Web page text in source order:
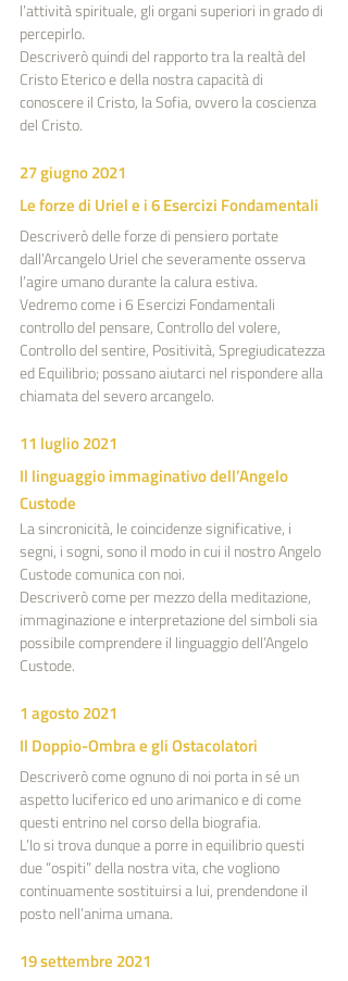
l’attività spirituale, gli organi superiori in grado di
percepirlo.
Descriverò quindi del rapporto tra la realtà del
Cristo Eterico e della nostra capacità di
conoscere il Cristo, la Sofia, ovvero la coscienza
del Cristo.
27 giugno 2021
Le forze di Uriel e i 6 Esercizi Fondamentali
Descriverò delle forze di pensiero portate
dall’Arcangelo Uriel che severamente osserva
l’agire umano durante la calura estiva.
Vedremo come i 6 Esercizi Fondamentali
controllo del pensare, Controllo del volere,
Controllo del sentire, Positività, Spregiudicatezza
ed Equilibrio; possano aiutarci nel rispondere alla
chiamata del severo arcangelo.
11 luglio 2021
Il linguaggio immaginativo dell’Angelo
Custode
La sincronicità, le coincidenze significative, i
segni, i sogni, sono il modo in cui il nostro Angelo
Custode comunica con noi.
Descriverò come per mezzo della meditazione,
immaginazione e interpretazione del simboli sia
possibile comprendere il linguaggio dell’Angelo
Custode.
1 agosto 2021
Il Doppio-Ombra e gli Ostacolatori
Descriverò come ognuno di noi porta in sé un
aspetto luciferico ed uno arimanico e di come
questi entrino nel corso della biografia.
L’Io si trova dunque a porre in equilibrio questi
due “ospiti” della nostra vita, che vogliono
continuamente sostituirsi a lui, prendendone il
posto nell’anima umana.
19 settembre 2021